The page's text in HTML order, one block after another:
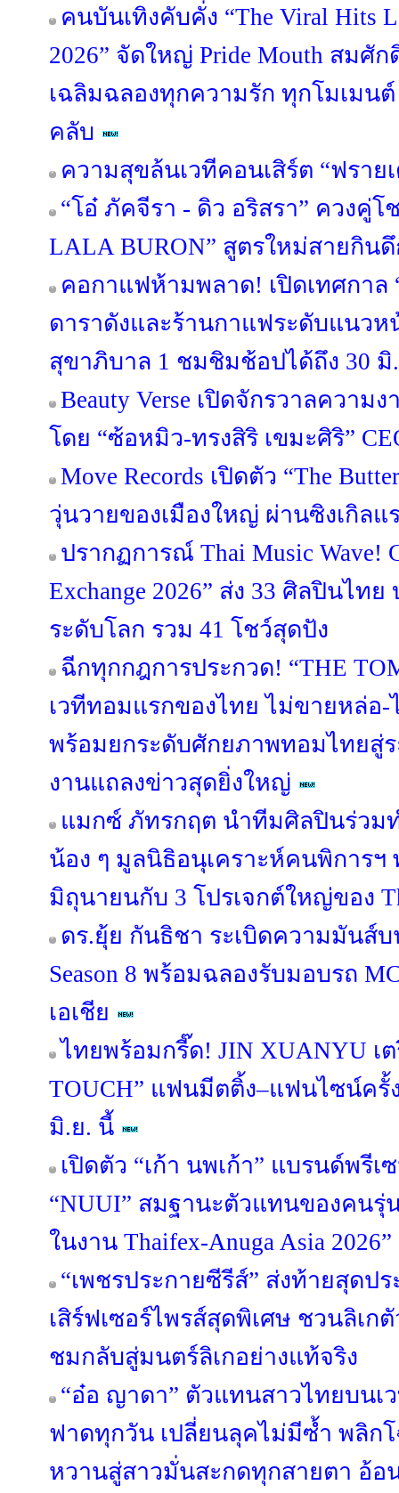
คนบันเทิงคับคั่ง “The Viral Hits
2026” จัดใหญ่ Pride Mouth สมศั
เฉลิมฉลองทุกความรัก ทุกโมเมน
คลับ
ความสุขล้นเวทีคอนเสิร์ต “ฟรา
“โอ๋ ภัคจีรา - ดิว อริสรา” ควงคู่โ
LALA BURON” สูตรใหม่สายกิน
คอกาแฟห้ามพลาด! เปิดเทศกาล
ดาราดังและร้านกาแฟระดับแนว
สุขาภิบาล 1 ชมชิมช้อปได้ถึง 30 มิ
Beauty Verse เปิดจักรวาลความ
โดย “ซ้อหมิว-ทรงสิริ เขมะศิริ”
Move Records เปิดตัว “The
วุ่นวายของเมืองใหญ่ ผ่านซิงเกิลแ
ปรากฏการณ์ Thai Music Wave!
Exchange 2026” ส่ง 33 ศิลปินไท
ระดับโลก รวม 41 โชว์สุดปัง
ฉีกทุกกฎการประกวด! “THE
เวทีทอมแรกของไทย ไม่ขายหล่อ
พร้อมยกระดับศักยภาพทอมไทยสู่
งานแถลงข่าวสุดยิ่งใหญ่
แมกซ์ ภัทรกฤต นำทีมศิลปินร่วม
น้อง ๆ มูลนิธิอนุเคราะห์คนพิการฯ
มิถุนายนกับ 3 โปรเจกต์ใหญ่ของ
ดร.ยุ้ย กันธิชา ระเบิดความมันส์บ
Season 8 พร้อมฉลองรับมอบรถ
เอเชีย
ไทยพร้อมกรี๊ด! JIN XUANYU เต
TOUCH” แฟนมีตติ้ง–แฟนไซน์ครั้
มิ.ย. นี้
เปิดตัว “เก้า นพเก้า” แบรนด์พรี
“NUUI” สมฐานะตัวแทนของคนรุ่
ในงาน Thaifex-Anuga Asia 2026”
“เพชรประกายซีรีส์” ส่งท้ายสุดป
เสิร์ฟเซอร์ไพรส์สุดพิเศษ ชวนลิเก
ชมกลับสู่มนตร์ลิเกอย่างแท้จริง
“อ๋อ ญาดา” ตัวแทนสาวไทยบนเ
ฟาดทุกวัน เปลี่ยนลุคไม่มีซ้ำ พลิก
หวานสู่สาวมั่นสะกดทุกสายตา อ้